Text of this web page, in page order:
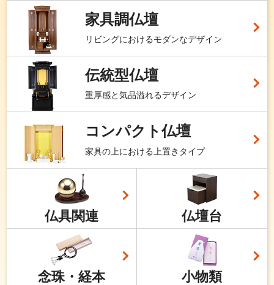
家具調仏壇
リビングにおけるモダンなデザイン
伝統型仏壇
重厚感と気品溢れるデザイン
コンパクト仏壇
家具の上における上置きタイプ
仏具関連 仏壇台
念珠・経本 小物類